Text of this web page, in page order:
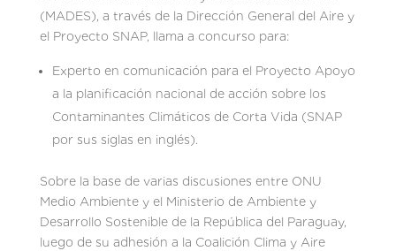
(MADES), a través de la Dirección General del Aire y
el Proyecto SNAP, llama a concurso para:
Experto en comunicación para el Proyecto Apoyo
a la planificación nacional de acción sobre los
Contaminantes Climáticos de Corta Vida (SNAP
por sus siglas en inglés).
Sobre la base de varias discusiones entre ONU
Medio Ambiente y el Ministerio de Ambiente y
Desarrollo Sostenible de la República del Paraguay,
luego de su adhesión a la Coalición Clima y Aire